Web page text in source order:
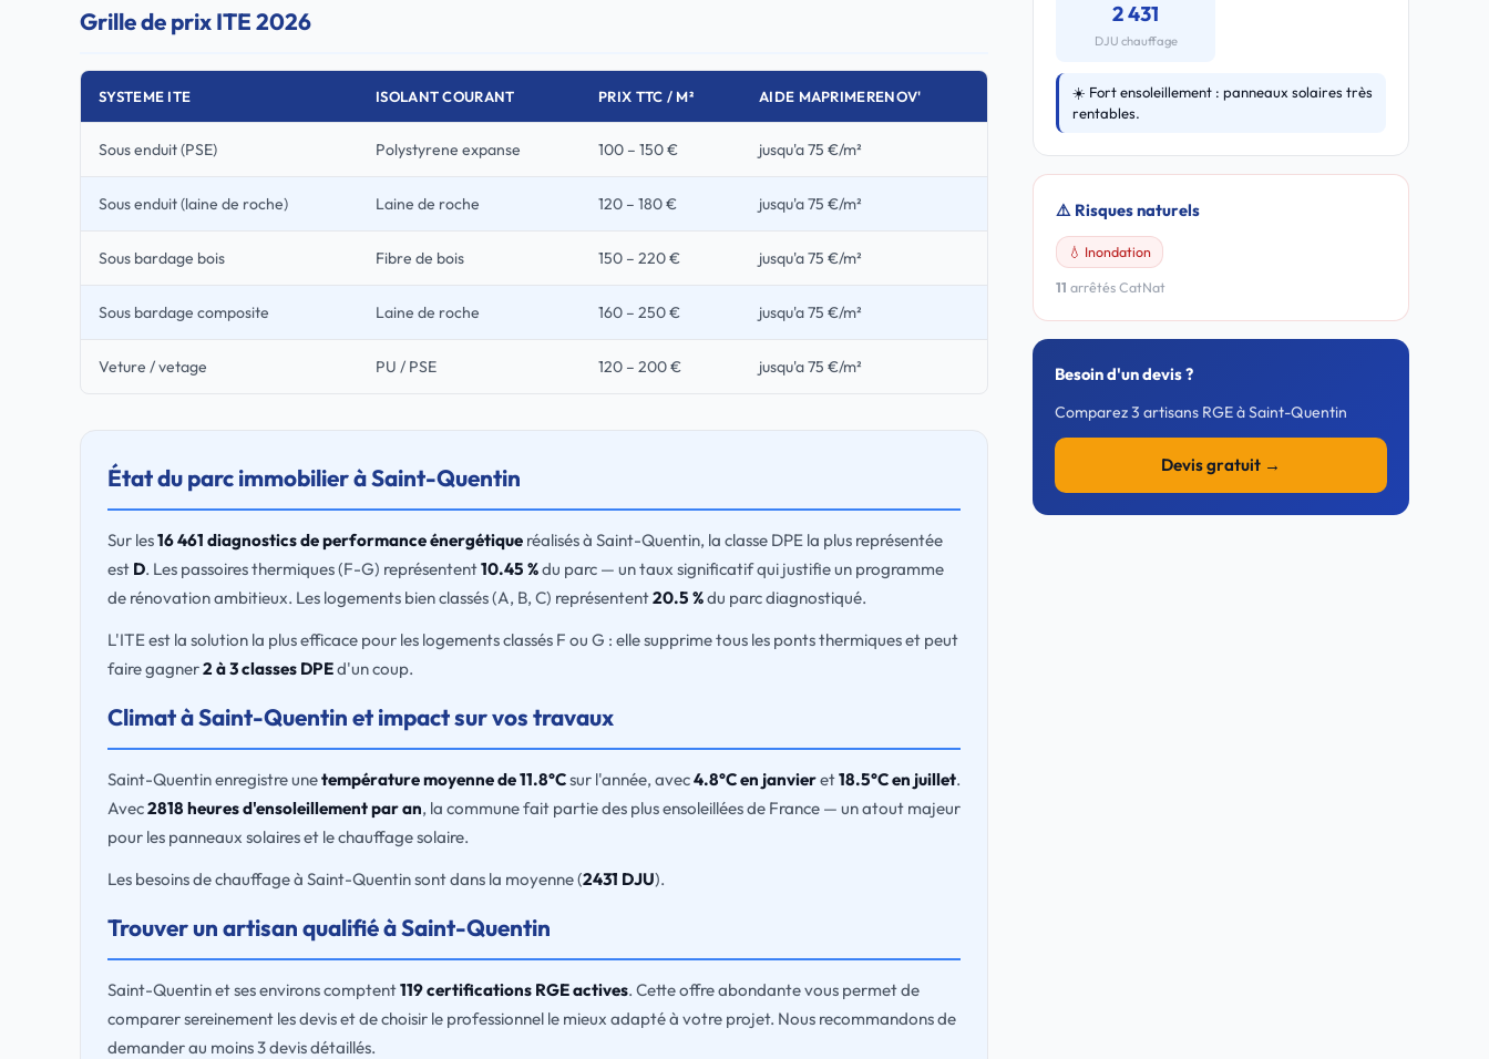
Grille de prix ITE 2026
SYSTEME ITE ISOLANT COURANT PRIX TTC / M² AIDE MAPRIMERENOV'
Sous enduit (PSE) Polystyrene expanse 100 – 150 € jusqu'a 75 €/m²
Sous enduit (laine de roche) Laine de roche 120 – 180 € jusqu'a 75 €/m²
Sous bardage bois Fibre de bois 150 – 220 € jusqu'a 75 €/m²
Sous bardage composite Laine de roche 160 – 250 € jusqu'a 75 €/m²
Veture / vetage PU / PSE 120 – 200 € jusqu'a 75 €/m²
État du parc immobilier à Saint-Quentin
Sur les16 461 diagnostics de performance énergétique réalisés à Saint-Quentin, la classe DPE la plus représentée
est D. Les passoires thermiques (F-G) représentent10.45 %du parc — un taux significatif qui justifie un programme
de rénovation ambitieux. Les logements bien classés (A, B, C) représentent20.5 %du parc diagnostiqué.
L'ITE est la solution la plus efficace pour les logements classés F ou G : elle supprime tous les ponts thermiques et peut
faire gagner2 à 3 classes DPEd'un coup.
Climat à Saint-Quentin et impact sur vos travaux
Saint-Quentin enregistre unetempérature moyenne de 11.8°Csur l'année, avec4.8°C en janvieret18.5°C en juillet.
Avec2818 heures d'ensoleillement par an, la commune fait partie des plus ensoleillées de France — un atout majeur
pour les panneaux solaires et le chauffage solaire.
Les besoins de chauffage à Saint-Quentin sont dans la moyenne (2431 DJU).
Trouver un artisan qualifié à Saint-Quentin
Saint-Quentin et ses environs comptent119 certifications RGE actives. Cette offre abondante vous permet de
comparer sereinement les devis et de choisir le professionnel le mieux adapté à votre projet. Nous recommandons de
demander au moins 3 devis détaillés.
2 431
DJU chauffage
☀️ Fort ensoleillement : panneaux solaires très
rentables.
⚠️ Risques naturels
💧 Inondation
11 arrêtés CatNat
Besoin d'un devis ?
Comparez 3 artisans RGE à Saint-Quentin
Devis gratuit →